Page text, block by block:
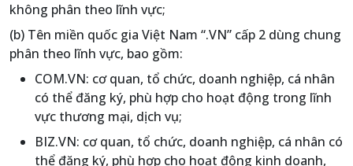
không phân theo lĩnh vực;
(b) Tên miền quốc gia Việt Nam “.VN” cấp 2 dùng chung
phân theo lĩnh vực, bao gồm:
COM.VN: cơ quan, tổ chức, doanh nghiệp, cá nhân
có thể đăng ký, phù hợp cho hoạt động trong lĩnh
vực thương mại, dịch vụ;
BIZ.VN: cơ quan, tổ chức, doanh nghiệp, cá nhân có
thể đăng ký, phù hợp cho hoạt động kinh doanh,